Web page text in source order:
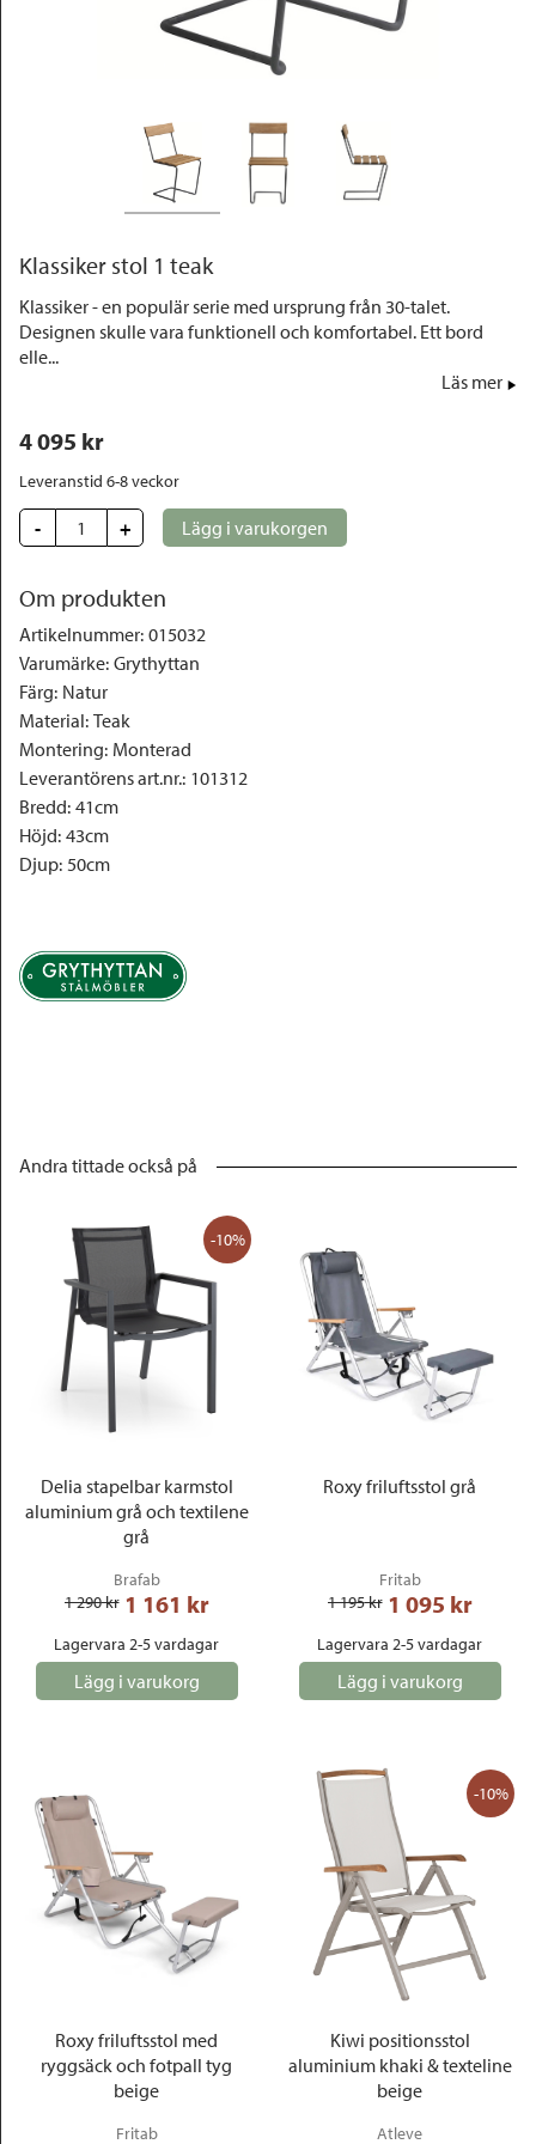
Klassiker stol 1 teak
Klassiker - en populär serie med ursprung från 30-talet.
Designen skulle vara funktionell och komfortabel. Ett bord
elle...
Läs mer
4 095 kr
Leveranstid 6-8 veckor
- + Lägg i varukorgen
Om produkten
Artikelnummer: 015032
Varumärke: Grythyttan
Färg: Natur
Material: Teak
Montering: Monterad
Leverantörens art.nr.: 101312
Bredd: 41cm
Höjd: 43cm
Djup: 50cm
Andra tittade också på
-10%
Delia stapelbar karmstol
aluminium grå och textilene
grå
Brafab
1 290 kr 1 161 kr
Lagervara 2-5 vardagar
Lägg i varukorg
Roxy friluftsstol grå
Fritab
1 195 kr 1 095 kr
Lagervara 2-5 vardagar
Lägg i varukorg
Roxy friluftsstol med
ryggsäck och fotpall tyg
beige
Fritab
-10%
Kiwi positionsstol
aluminium khaki & texteline
beige
Atleve